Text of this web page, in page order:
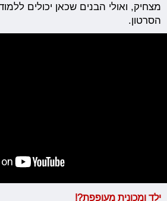
מצחיק, ואולי הבנים שכאן יכולים
הסרטון.
ילד ומכונית מעופפת?!